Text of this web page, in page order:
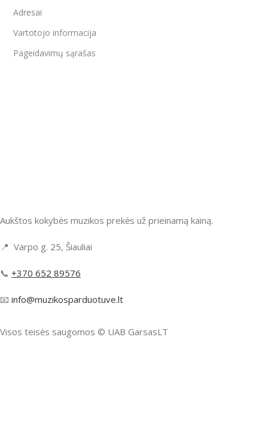
Adresai
Vartotojo informacija
Pageidavimų sąrašas
Aukštos kokybės muzikos prekės už prieinamą kainą.
📍 Varpo g. 25, Šiauliai
📞 +370 652 89576
📧 info@muzikosparduotuve.lt
Visos teisės saugomos ©️ UAB GarsasLT